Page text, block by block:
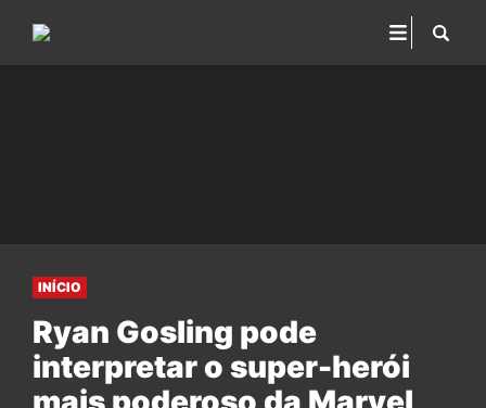
INÍCIO
Ryan Gosling pode
interpretar o super-herói